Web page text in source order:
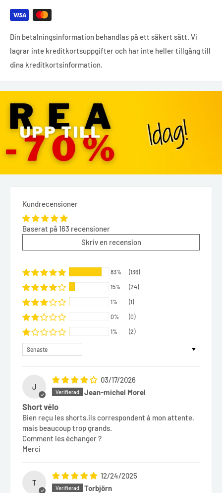
Din betalningsinformation behandlas på ett säkert sätt. Vi
lagrar inte kreditkortsuppgifter och har inte heller tillgång till
dina kreditkortsinformation.
Kundrecensioner
Baserat på 163 recensioner
Skriv en recension
83% (136)
15% (24)
1% (1)
0% (0)
1% (2)
Sort by
J
03/17/2026
Jean-michel Morel
Short vélo
Bien reçu les shorts,ils correspondent à mon attente,
mais beaucoup trop grands.
Comment les échanger ?
Merci
T
12/24/2025
Torbjörn